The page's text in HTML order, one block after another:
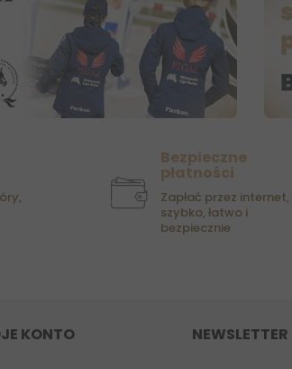
Bezpieczne
płatności
Zapłać przez internet,
szybko, łatwo i
bezpiecznie
KONTO NEWSLETTER